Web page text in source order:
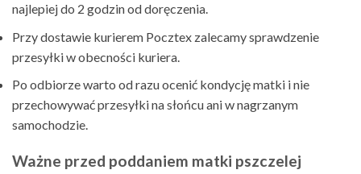
najlepiej do 2 godzin od doręczenia.
Przy dostawie kurierem Pocztex zalecamy sprawdzenie
przesyłki w obecności kuriera.
Po odbiorze warto od razu ocenić kondycję matki i nie
przechowywać przesyłki na słońcu ani w nagrzanym
samochodzie.
Ważne przed poddaniem matki pszczelej